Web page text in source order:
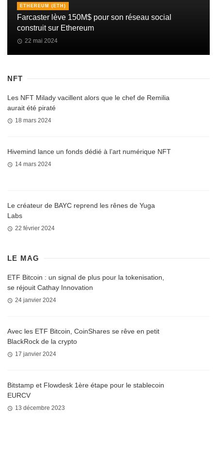
ETHEREUM (ETH)
Farcaster lève 150M$ pour son réseau social
construit sur Ethereum
22 mai 2024
NFT
Les NFT Milady vacillent alors que le chef de Remilia
aurait été piraté
18 mars 2024
Hivemind lance un fonds dédié à l’art numérique NFT
14 mars 2024
Le créateur de BAYC reprend les rênes de Yuga
Labs
22 février 2024
LE MAG
ETF Bitcoin : un signal de plus pour la tokenisation,
se réjouit Cathay Innovation
24 janvier 2024
Avec les ETF Bitcoin, CoinShares se rêve en petit
BlackRock de la crypto
17 janvier 2024
Bitstamp et Flowdesk 1ère étape pour le stablecoin
EURCV
13 décembre 2023